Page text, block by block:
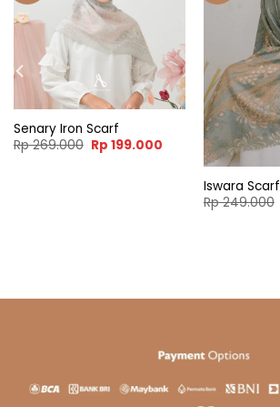
Senary Iron Scarf
Rp269.000 Original
price
Rp 199.000Current
Rp 199.000.Iswara Scarf
Rp249.000